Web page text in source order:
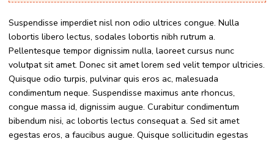
Suspendisse imperdiet nisl non odio ultrices congue. Nulla
lobortis libero lectus, sodales lobortis nibh rutrum a.
Pellentesque tempor dignissim nulla, laoreet cursus nunc
volutpat sit amet. Donec sit amet lorem sed velit tempor ultricies.
Quisque odio turpis, pulvinar quis eros ac, malesuada
condimentum neque. Suspendisse maximus ante rhoncus,
congue massa id, dignissim augue. Curabitur condimentum
bibendum nisi, ac lobortis lectus consequat a. Sed sit amet
egestas eros, a faucibus augue. Quisque sollicitudin egestas